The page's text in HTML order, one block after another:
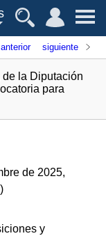
anterior siguiente
la Diputación
para
de 2025,
)
y